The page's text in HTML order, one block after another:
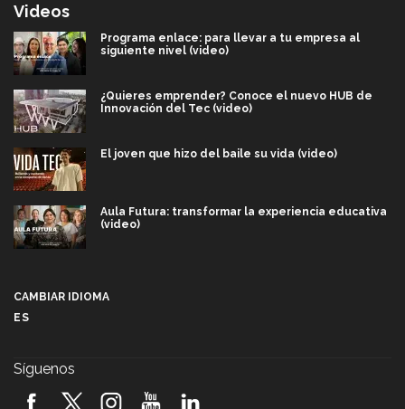
Videos
Programa enlace: para llevar a tu empresa al
siguiente nivel (video)
¿Quieres emprender? Conoce el nuevo HUB de
Innovación del Tec (video)
El joven que hizo del baile su vida (video)
Aula Futura: transformar la experiencia educativa
(video)
2026! (video)
CAMBIAR IDIOMA
ES
Síguenos